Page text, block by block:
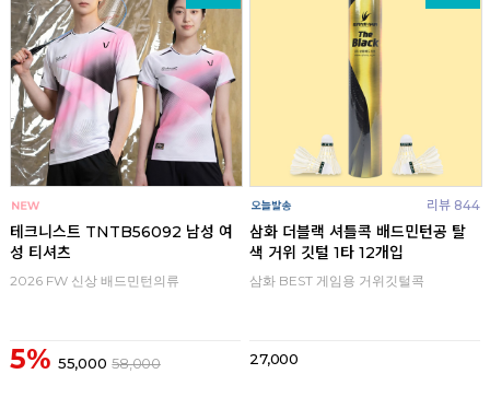
테크니스트 TNTB56092 남성 여
성 티셔츠
2026 FW 신상 배드민턴의류
5% 55,000 58,000
리뷰 844
삼화 더블랙 셔틀콕 배드민턴공 탈
색 거위 깃털 1타 12개입
삼화 BEST 게임용 거위깃털콕
27,000